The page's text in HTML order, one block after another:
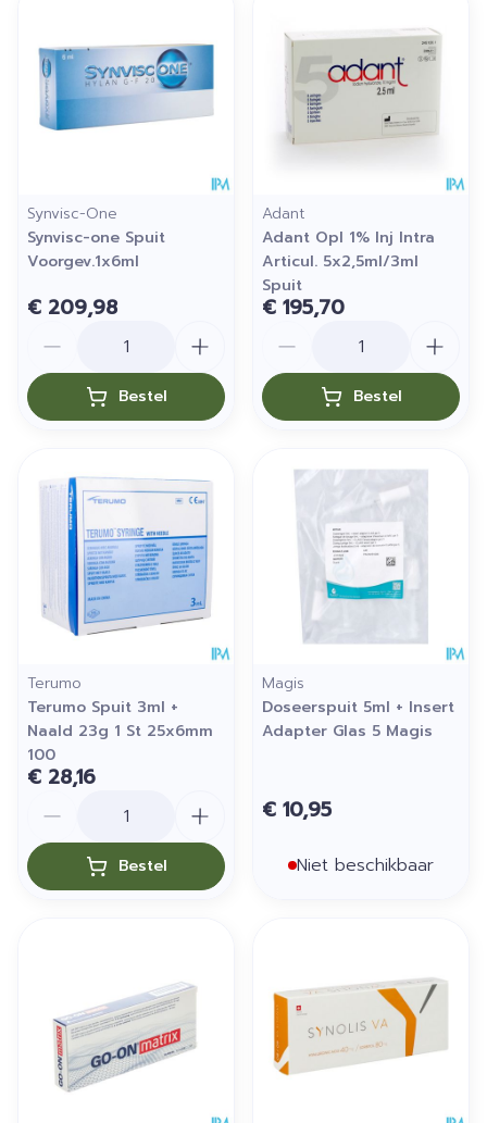
Synvisc-One
Synvisc-one Spuit
Voorgev.1x6ml
€ 209,98
Bestel
Adant
Adant Opl 1% Inj Intra
Articul. 5x2,5ml/3ml
Spuit
€ 195,70
Bestel
Terumo
Terumo Spuit 3ml +
Naald 23g 1 St 25x6mm
100
€ 28,16
Bestel
Magis
Doseerspuit 5ml + Insert
Adapter Glas 5 Magis
€ 10,95
Niet beschikbaar